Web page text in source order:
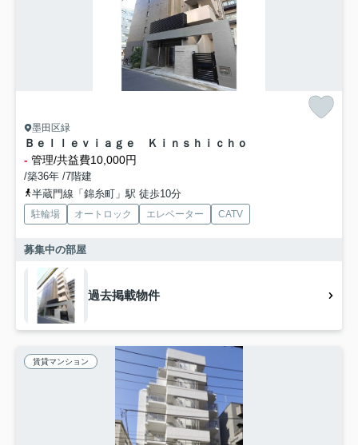
墨田区緑
Ｂｅｌｌｅｖｉａｇｅ Ｋｉｎｓｈｉｃｈｏ
- 管理/共益費10,000円
/築36年 /7階建
半蔵門線「錦糸町」駅 徒歩10分
駐輪場 オートロック エレベーター CATV
募集中の部屋
過去掲載物件
賃貸マンション